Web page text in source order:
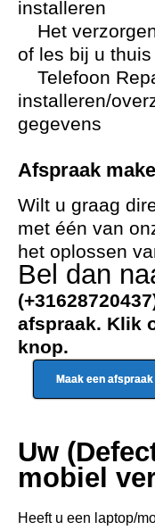
installeren
Het
of les bij u thuis
Telefoon
installeren/
gegevens
Afspraak
Wilt u graag
met één van
het oplossen
Bel dan
afspraak. Klik
knop.
Maak een afspraak
Uw
mobiel
Heeft u een laptop/